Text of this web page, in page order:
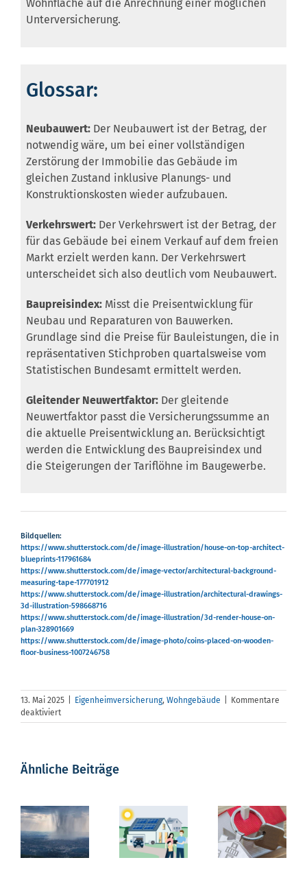
Wohnfläche auf die Anrechnung einer möglichen
Unterversicherung.
Glossar:
Neubauwert:Der Neubauwert ist der Betrag, der
notwendig wäre, um bei einer vollständigen
Zerstörung der Immobilie das Gebäude im
gleichen Zustand inklusive Planungs- und
Konstruktionskosten wieder aufzubauen.
Verkehrswert:Der Verkehrswert ist der Betrag, der
für das Gebäude bei einem Verkauf auf dem freien
Markt erzielt werden kann. Der Verkehrswert
unterscheidet sich also deutlich vom Neubauwert.
Baupreisindex:Misst die Preisentwicklung für
Neubau und Reparaturen von Bauwerken.
Grundlage sind die Preise für Bauleistungen, die in
repräsentativen Stichproben quartalsweise vom
Statistischen Bundesamt ermittelt werden.
Gleitender Neuwertfaktor:Der gleitende
Neuwertfaktor passt die Versicherungssumme an
die aktuelle Preisentwicklung an. Berücksichtigt
werden die Entwicklung des Baupreisindex und
die Steigerungen der Tariflöhne im Baugewerbe.
Bildquellen:
https://www.shutterstock.com/de/image-illustration/house-on-top-architect-
blueprints-117961684
https://www.shutterstock.com/de/image-vector/architectural-background-
measuring-tape-177701912
https://www.shutterstock.com/de/image-illustration/architectural-drawings-
3d-illustration-598668716
https://www.shutterstock.com/de/image-illustration/3d-render-house-on-
plan-328901669
https://www.shutterstock.com/de/image-photo/coins-placed-on-wooden-
floor-business-1007246758
13. Mai 2025 Eigenheimversicherung, Wohngebäude
Kommentare
deaktiviertfür
Wert
gibt
beachten?
Ähnliche Beiträge
Photovoltaikschutz
solar
startet
mit
wechselt,
die
wenn
selbst
die